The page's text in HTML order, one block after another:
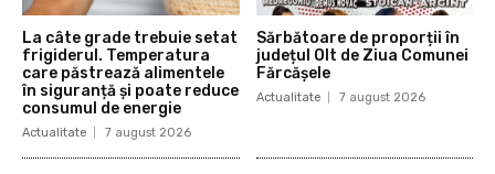
La câte grade trebuie setat
frigiderul. Temperatura
care păstrează alimentele
în siguranță și poate reduce
consumul de energie
Actualitate 7 august 2026
Sărbătoare de proporții în
județul Olt de Ziua Comunei
Fărcășele
Actualitate 7 august 2026